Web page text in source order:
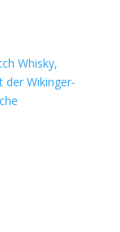
Whisky,
der Wikinger-